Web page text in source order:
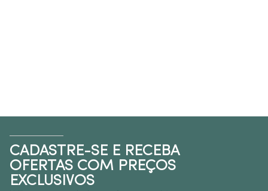
CADASTRE-SE E RECEBA
OFERTAS COM PREÇOS
EXCLUSIVOS